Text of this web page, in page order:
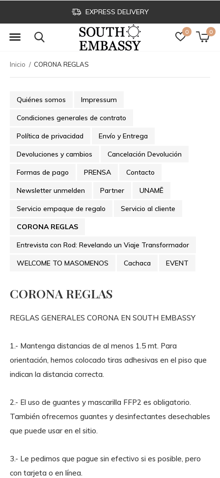
0 0
EXPRESS DELIVERY
Inicio CORONA REGLAS
Quiénes somos Impressum
Condiciones generales de contrato
Política de privacidad Envío y Entrega
Devoluciones y cambios Cancelación Devolución
Formas de pago PRENSA Contacto
Newsletter unmelden Partner UNAMĒ
Servicio empaque de regalo Servicio al cliente
CORONA REGLAS
Entrevista con Rod: Revelando un Viaje Transformador
WELCOME TO MASOMENOS Cachaca EVENT
CORONA REGLAS
REGLAS GENERALES CORONA EN SOUTH EMBASSY
1.- Mantenga distancias de al menos 1.5 mt. Para
orientación, hemos colocado tiras adhesivas en el piso que
indican la distancia correcta.
2.- El uso de guantes y mascarilla FFP2 es obligatorio.
También ofrecemos guantes y desinfectantes desechables
que puede usar en el sitio.
3.- Le pedimos que pague sin efectivo si es posible, pero
con tarjeta o en línea.